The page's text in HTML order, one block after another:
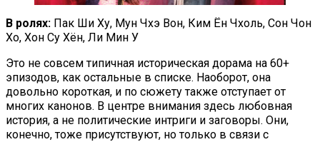
В ролях: Пак Ши Ху, Мун Чхэ Вон, Ким Ён Чхоль, Сон Чон
Хо, Хон Су Хён, Ли Мин У
Это не совсем типичная историческая дорама на 60+
эпизодов, как остальные в списке. Наоборот, она
довольно короткая, и по сюжету также отступает от
многих канонов. В центре внимания здесь любовная
история, а не политические интриги и заговоры. Они,
конечно, тоже присутствуют, но только в связи с